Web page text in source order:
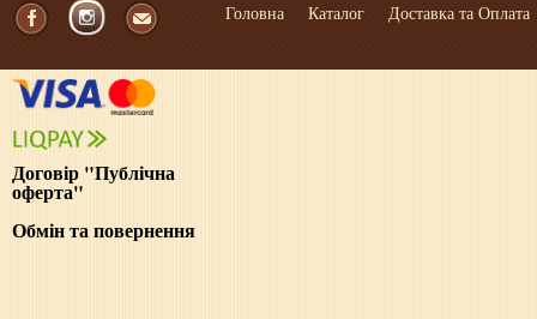
Договір "Публічна
оферта"
Обмін та повернення
Головна Каталог Доставка та Оплата